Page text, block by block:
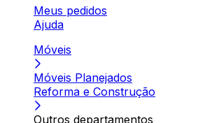
Meus pedidos
Ajuda
Móveis
Móveis Planejados
Reforma e Construção
Outros departamentos